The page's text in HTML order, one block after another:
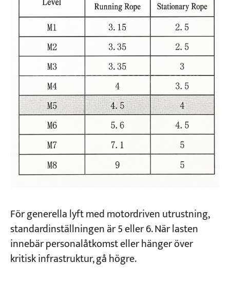
För generella lyft med motordriven utrustning,
standardinställningen är 5 eller 6. När lasten
innebär personalåtkomst eller hänger över
kritisk infrastruktur, gå högre.